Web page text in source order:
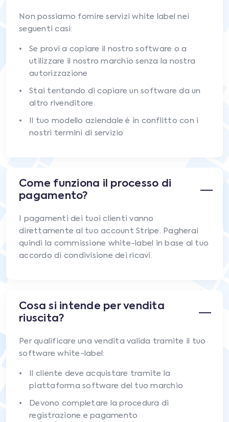
Non possiamo fornire servizi white label nei
seguenti casi:
Se provi a copiare il nostro software o a
utilizzare il nostro marchio senza la nostra
autorizzazione
Stai tentando di copiare un software da un
altro rivenditore
Il tuo modello aziendale è in conflitto con i
nostri termini di servizio
Come funziona il processo di
pagamento?
I pagamenti dei tuoi clienti vanno
direttamente al tuo account Stripe. Pagherai
quindi la commissione white-label in base al tuo
accordo di condivisione dei ricavi.
Cosa si intende per vendita
riuscita?
Per qualificare una vendita valida tramite il tuo
software white-label:
Il cliente deve acquistare tramite la
piattaforma software del tuo marchio
Devono completare la procedura di
registrazione e pagamento